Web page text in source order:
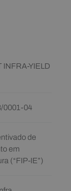
INFRA-YIELD
0001-04
de
em
(“FIP-IE”)